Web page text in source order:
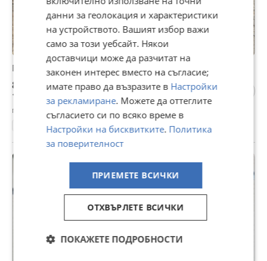
Мотоботуши Oxtar 42номер
80 €
156,47 лв
гр. Велико Търново, Акация, 05 август
Естествена кожа
данни за геолокация и характеристики
на устройството. Вашият избор важи
само за този уебсайт. Някои
доставчици може да разчитат на
законен интерес вместо на съгласие;
имате право да възразите в Настройки
за рекламиране. Можете да оттеглите
съгласието си по всяко време в
Настройки на бисквитките. Политика
за поверителност
ПРИЕМЕТЕ ВСИЧКИ
ОТХВЪРЛЕТЕ ВСИЧКИ
ПОКАЖЕТЕ ПОДРОБНОСТИ